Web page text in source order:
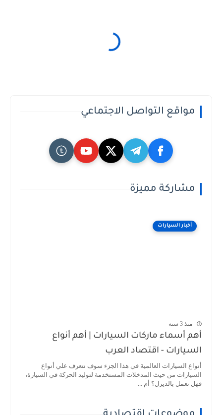
مواقع التواصل الاجتماعي
مشاركة مميزة
أخبار السيارات
منذ 3 سنة
أهم أسماء ماركات السيارات | أهم أنواع
السيارات - اقتصاد العرب
أنواع السيارات العالمية في هذا الجزء سوف نتعرف علي أنواع
السيارات من حيث المدخلات المستخدمة لتوليد الحركة في السيارة،
فهل تعمل بالديزل؟ أم ...